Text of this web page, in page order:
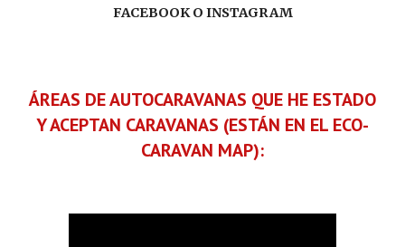
FACEBOOK O INSTAGRAM
ÁREAS DE AUTOCARAVANAS QUE HE ESTADO
Y ACEPTAN CARAVANAS (ESTÁN EN EL ECO-
CARAVAN MAP):